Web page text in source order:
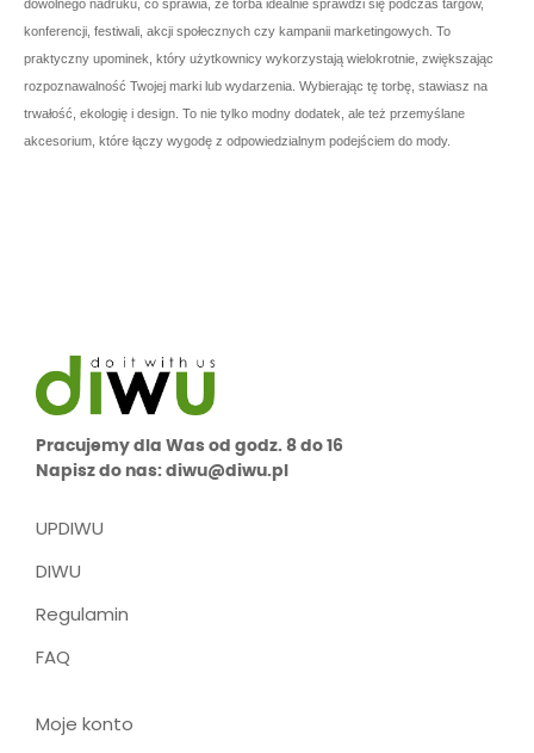
dowolnego nadruku, co sprawia, że torba idealnie sprawdzi się podczas targów,
konferencji, festiwali, akcji społecznych czy kampanii marketingowych. To
praktyczny upominek, który użytkownicy wykorzystają wielokrotnie, zwiększając
rozpoznawalność Twojej marki lub wydarzenia. Wybierając tę torbę, stawiasz na
trwałość, ekologię i design. To nie tylko modny dodatek, ale też przemyślane
akcesorium, które łączy wygodę z odpowiedzialnym podejściem do mody.
Pracujemy dla Was od godz. 8 do 16
Napisz do nas: diwu@diwu.pl
UPDIWU
DIWU
Regulamin
FAQ
Moje konto